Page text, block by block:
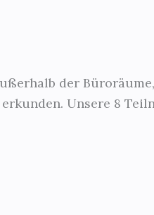
der
Unsere 8